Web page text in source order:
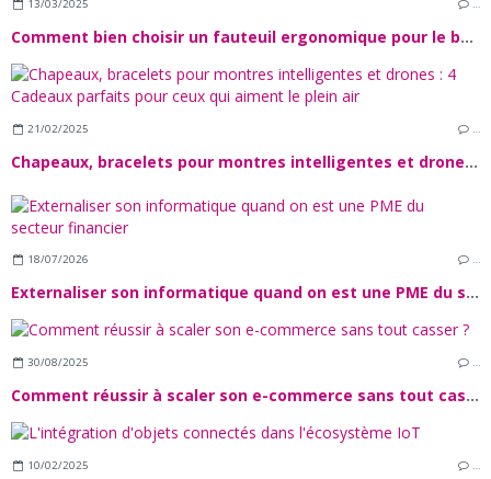
13/03/2025 …
Comment bien choisir un fauteuil ergonomique pour le bureau ?
21/02/2025 …
Chapeaux, bracelets pour montres intelligentes et drones : 4 Cadeaux parfaits pour ceux qui aiment le plein air
18/07/2026 …
Externaliser son informatique quand on est une PME du secteur financier
30/08/2025 …
Comment réussir à scaler son e-commerce sans tout casser ?
10/02/2025